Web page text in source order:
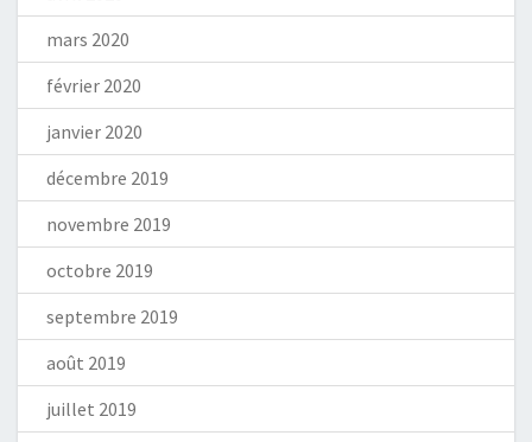
mars 2020
février 2020
janvier 2020
décembre 2019
novembre 2019
octobre 2019
septembre 2019
août 2019
juillet 2019